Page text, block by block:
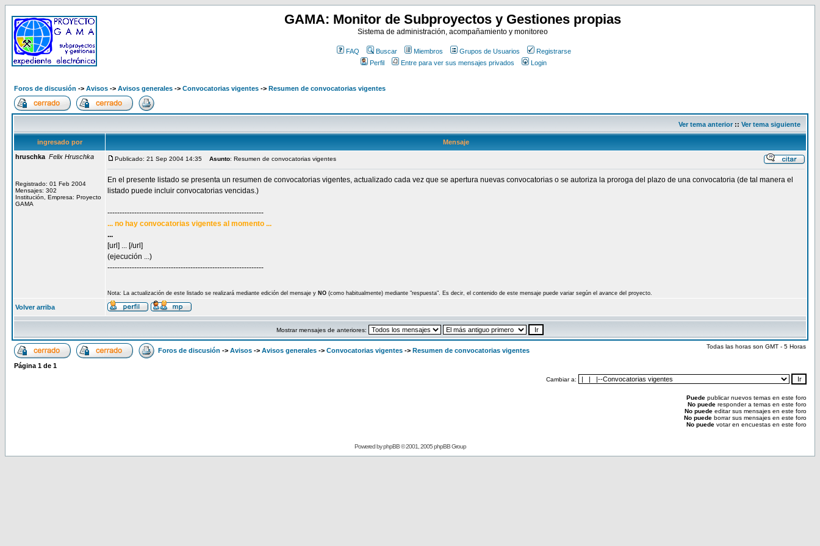
GAMA: Monitor de Subproyectos y Gestiones propias
Sistema de administración, acompañamiento y monitoreo
FAQ Buscar Miembros Grupos de Usuarios
Registrarse
Perfil
Entre para ver sus mensajes privados Login
Foros de discusión -> Avisos -> Avisos generales -> Convocatorias vigentes -> Resumen de convocatorias vigentes
Ver tema anterior:: Ver tema siguiente
ingresado por
Mensaje
hruschka Felix Hruschka
Registrado: 01 Feb 2004
Mensajes: 302
Institución, Empresa: Proyecto
GAMA
Publicado: 21 Sep 2004 14:35 Asunto: Resumen de convocatorias vigentes
En el presente listado se presenta un resumen de convocatorias vigentes, actualizado cada vez que se apertura nuevas convocatorias o se autoriza la proroga del plazo de una convocatoria (de tal manera el
listado puede incluir convocatorias vencidas.)
----------------------------------------------------------------
... no hay convocatorias vigentes al momento ...
...
[url] ... [/url]
(ejecución ...)
----------------------------------------------------------------
Nota: La actualización de este listado se realizará mediante edición del mensaje y NO (como habitualmente) mediante "respuesta". Es decir, el contenido de este mensaje puede variar según el avance del proyecto.
Volver arriba
Mostrar mensajes de anteriores:
Foros de discusión -> Avisos -> Avisos generales -> Convocatorias vigentes -> Resumen de convocatorias vigentes
Todas las horas son GMT - 5 Horas
Página 1 de 1
Cambiar a:
Puede publicar nuevos temas en este foro
No puede responder a temas en este foro
No puede editar sus mensajes en este foro
No puede borrar sus mensajes en este foro
No puede votar en encuestas en este foro
Powered byphpBB© 2001, 2005 phpBB Group